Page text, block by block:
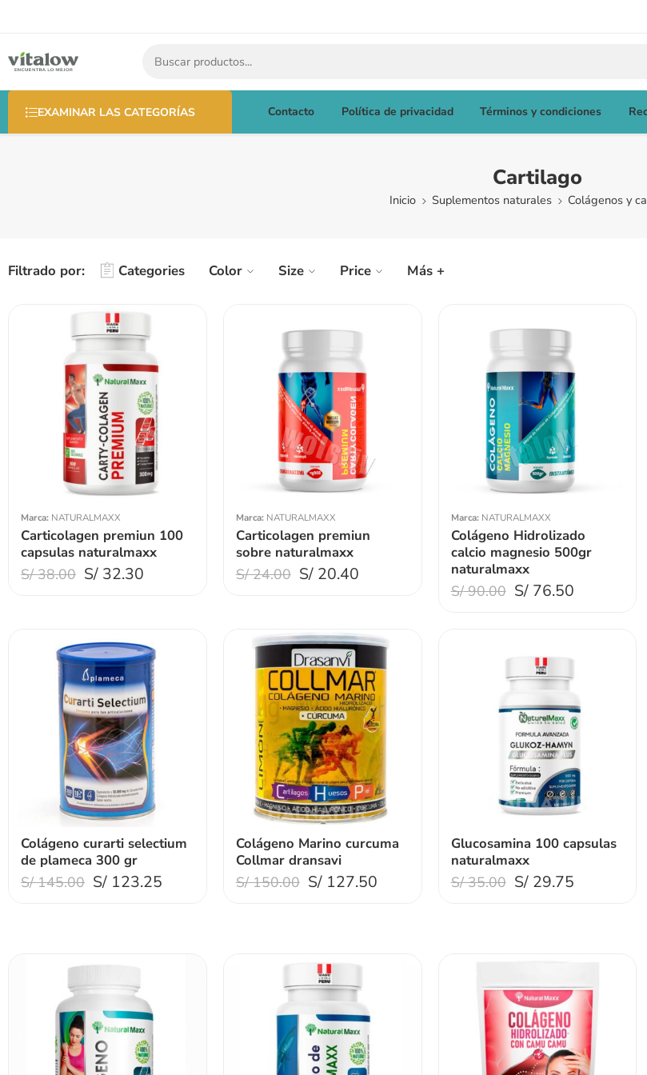
EXAMINAR LAS CATEGORÍAS Contacto Política de privacidad Términos y condiciones
Cartilago
Inicio Suplementos naturales Colágenos y
Filtrado por: Categories Color Size Price Más +
Marca: NATURALMAXX
Carticolagen premiun 100
capsulas naturalmaxx
S/38.00 S/ 32.30
Marca: NATURALMAXX
Carticolagen premiun
sobre naturalmaxx
S/24.00 S/20.40
Peso 200gr
Peso 100gr
Marca: NATURALMAXX
Colágeno Hidrolizado
calcio magnesio 500gr
naturalmaxx
S/90.00 S/76.50
Colágeno curarti selectium
de plameca 300 gr
S/145.00 S/ 123.25
Colágeno Marino curcuma
Collmar dransavi
S/150.00 S/127.50
Glucosamina 100 capsulas
naturalmaxx
S/35.00 S/29.75